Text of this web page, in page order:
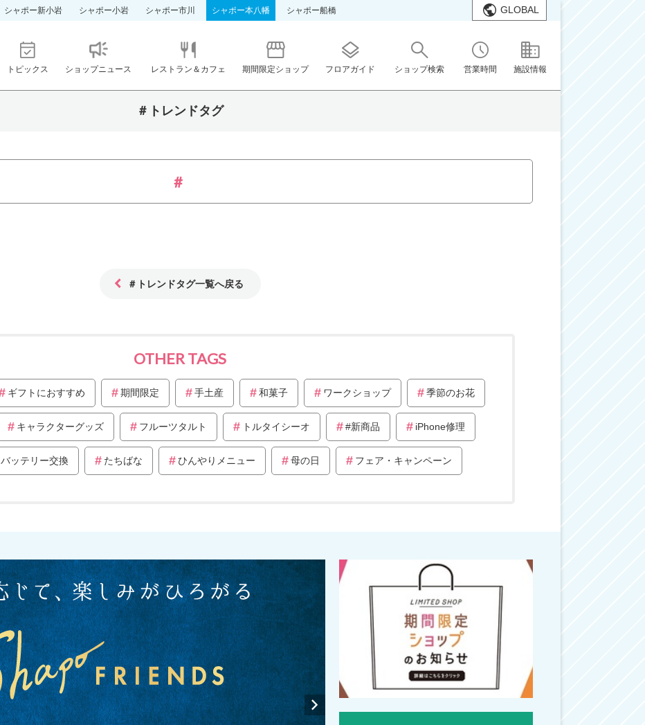
シャポー新小岩 シャポー小岩 シャポー市川 シャポー本八幡 シャポー船橋 GLOBAL
トピックス ショップニュース レストラン＆カフェ 期間限定ショップ フロアガイド ショップ検索 営業時間 施設情報
＃トレンドタグ
＃トレンドタグ一覧へ戻る
OTHER TAGS
ギフトにおすすめ 期間限定 手土産 和菓子 ワークショップ 季節のお花
キャラクターグッズ フルーツタルト トルタイシーオ #新商品 iPhone修理
バッテリー交換 たちばな ひんやりメニュー 母の日 フェア・キャンペーン